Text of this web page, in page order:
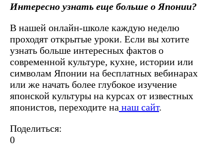
Интересно узнать еще больше о Японии?
В нашей онлайн-школе каждую неделю
проходят открытые уроки. Если вы хотите
узнать больше интересных фактов о
современной культуре, кухне, истории или
символам Японии на бесплатных вебинарах
или же начать более глубокое изучение
японской культуры на курсах от известных
японистов, переходите на наш сайт.
Поделиться:
0